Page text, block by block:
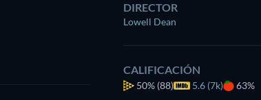
DIRECTOR
Lowell Dean
CALIFICACIÓN
50% (88) 5.6 (7k) 63%